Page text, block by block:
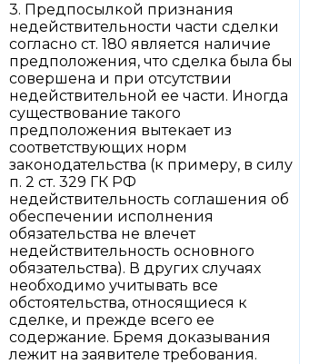
3. Предпосылкой признания
недействительности части сделки
согласно ст. 180 является наличие
предположения, что сделка была бы
совершена и при отсутствии
недействительной ее части. Иногда
существование такого
предположения вытекает из
соответствующих норм
законодательства (к примеру, в силу
п. 2 ст. 329 ГК РФ
недействительность соглашения об
обеспечении исполнения
обязательства не влечет
недействительность основного
обязательства). В других случаях
необходимо учитывать все
обстоятельства, относящиеся к
сделке, и прежде всего ее
содержание. Бремя доказывания
лежит на заявителе требования.